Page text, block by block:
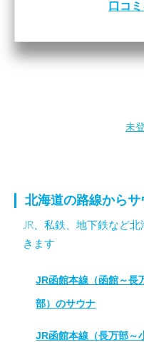
口コ
未
北海道の路線から
JR、私鉄、地下鉄など
きます
JR函館本線（函館～長
部）のサウナ
JR函館本線（長万部～